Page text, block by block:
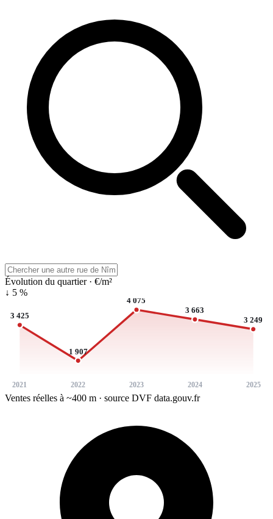
Évolution du quartier · €/m²
↓ 5 %
3 425
2021
1 907
2022
4 075
2023
3 663
2024
3 249
2025
Ventes réelles à ~400 m · source DVF data.gouv.fr